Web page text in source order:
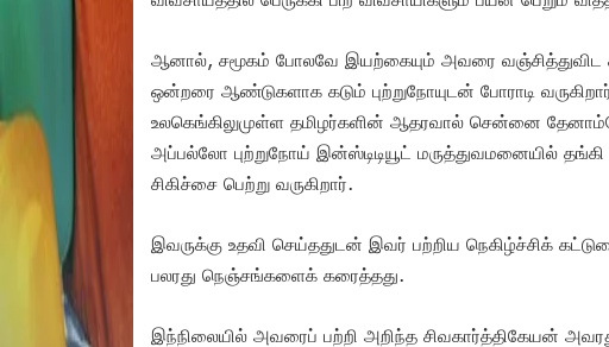
ஆனால், சமூகம் போலவே இயற்கையும் அவரை வஞ்சித்துவிட
ஒன்றரை ஆண்டுகளாக கடும் புற்றுநோயுடன் போராடி
உலகெங்கிலுமுள்ள தமிழர்களின் ஆதரவால் சென்னை
அப்பல்லோ புற்றுநோய் இன்ஸ்டிடியூட் மருத்துவமனையில் தங்கி
சிகிச்சை பெற்று வருகிறார்.
இவருக்கு உதவி செய்ததுடன் இவர் பற்றிய நெகிழ்ச்சிக்
பலரது நெஞ்சங்களைக் கரைத்தது.
இந்நிலையில் அவரைப் பற்றி அறிந்த சிவகார்த்திகேயன்